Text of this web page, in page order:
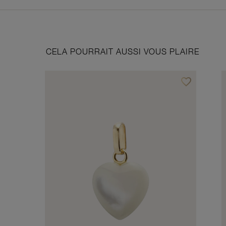
CELA POURRAIT AUSSI VOUS PLAIRE
favorite_borderAjouter à vos